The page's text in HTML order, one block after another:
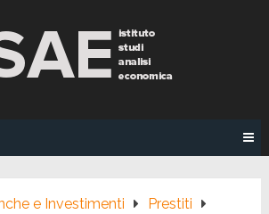
e Investimenti
Prestiti